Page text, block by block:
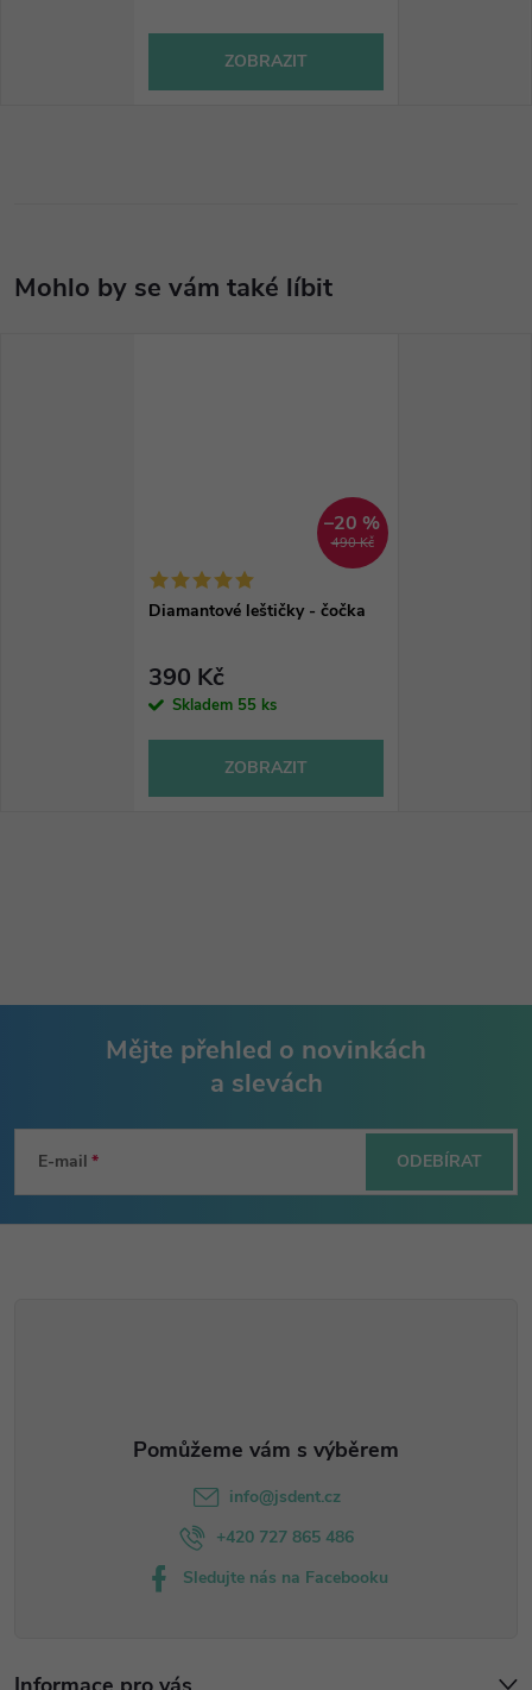
ZOBRAZIT
490 Kč
–20 %
Diamantové leštičky - čočka
390 Kč
Skladem 55 ks
ZOBRAZIT
p
Mějte přehled o novinkách
a slevách
E-mail ODEBÍRAT
info@jsdent.cz
+420 727 865 486
Sledujte nás na Facebooku